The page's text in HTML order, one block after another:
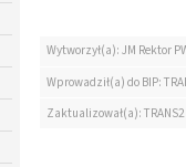
Wytworzył(a): JM Rektor
Wprowadził(a) do BIP:
Zaktualizował(a):